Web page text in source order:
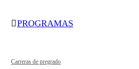
PROGRAMAS
Carreras de pregrado